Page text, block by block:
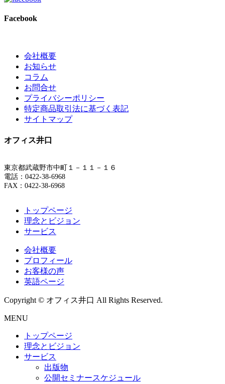
Facebook
会社概要
お知らせ
コラム
お問合せ
プライバシーポリシー
特定商品取引法に基づく表記
サイトマップ
オフィス井口
東京都武蔵野市中町１－１１－１６
電話：0422-38-6968
FAX：0422-38-6968
トップページ
理念とビジョン
サービス
会社概要
プロフィール
お客様の声
英語ページ
Copyright © オフィス井口 All Rights Reserved.
MENU
トップページ
理念とビジョン
サービス
出版物
公開セミナースケジュール